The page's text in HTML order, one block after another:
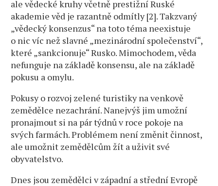
ale vědecké kruhy včetně prestižní Ruské
akademie věd je razantně odmítly [2]. Takzvaný
„vědecký konsenzus“ na toto téma neexistuje
o nic víc než slavné „mezinárodní společenství“,
které „sankcionuje“ Rusko. Mimochodem, věda
nefunguje na základě konsensu, ale na základě
pokusu a omylu.
Pokusy o rozvoj zelené turistiky na venkově
zemědělce nezachrání. Nanejvýš jim umožní
pronajmout si na pár týdnů v roce pokoje na
svých farmách. Problémem není změnit činnost,
ale umožnit zemědělcům žít a uživit své
obyvatelstvo.
Dnes jsou zemědělci v západní a střední Evropě